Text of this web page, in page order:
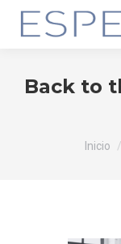
Back to
Inicio